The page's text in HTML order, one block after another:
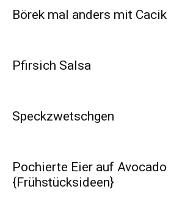
Börek mal anders mit Cacik
Pfirsich Salsa
Speckzwetschgen
Pochierte Eier auf Avocado
{Frühstücksideen}